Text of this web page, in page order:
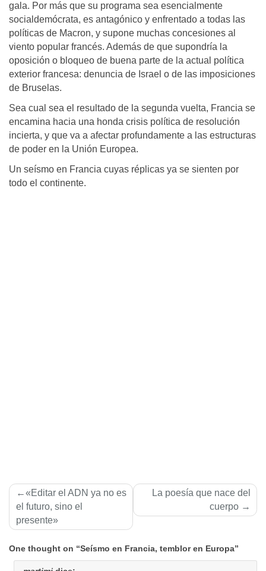
gala. Por más que su programa sea esencialmente
socialdemócrata, es antagónico y enfrentado a todas las
políticas de Macron, y supone muchas concesiones al
viento popular francés. Además de que supondría la
oposición o bloqueo de buena parte de la actual política
exterior francesa: denuncia de Israel o de las imposiciones
de Bruselas.
Sea cual sea el resultado de la segunda vuelta, Francia se
encamina hacia una honda crisis política de resolución
incierta, y que va a afectar profundamente a las estructuras
de poder en la Unión Europea.
Un seísmo en Francia cuyas réplicas ya se sienten por
todo el continente.
Navegación
de
entradas
«Editar el ADN ya no es
el futuro, sino el
presente»
La poesía que nace del
cuerpo
One thought on “Seísmo en Francia, temblor en Europa”